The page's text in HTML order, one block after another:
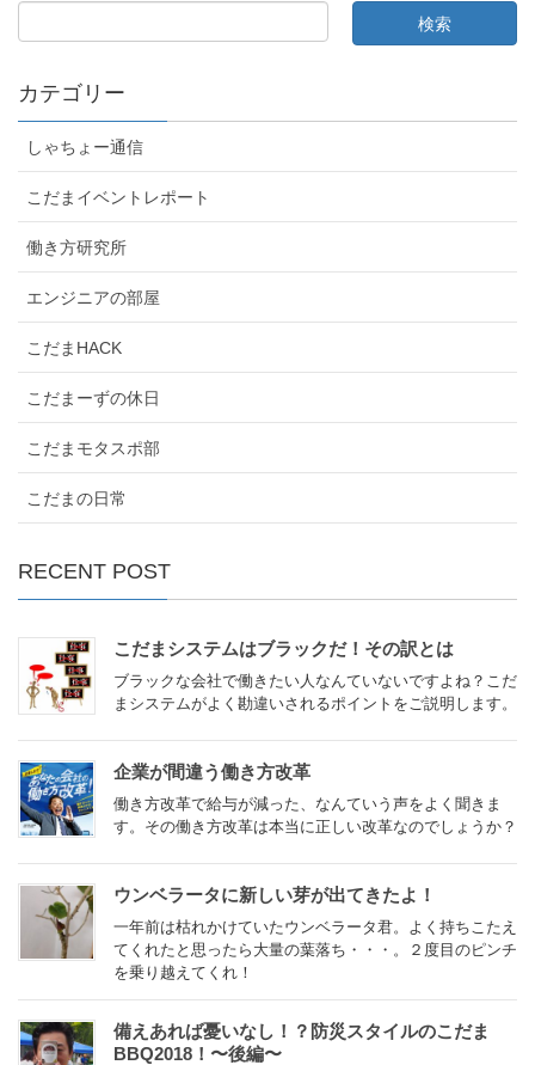
カテゴリー
しゃちょー通信
こだまイベントレポート
働き方研究所
エンジニアの部屋
こだまHACK
こだまーずの休日
こだまモタスポ部
こだまの日常
RECENT POST
こだまシステムはブラックだ！その訳とは
ブラックな会社で働きたい人なんていないですよね？こだ
まシステムがよく勘違いされるポイントをご説明します。
企業が間違う働き方改革
働き方改革で給与が減った、なんていう声をよく聞きま
す。その働き方改革は本当に正しい改革なのでしょうか？
ウンベラータに新しい芽が出てきたよ！
一年前は枯れかけていたウンベラータ君。よく持ちこたえ
てくれたと思ったら大量の葉落ち・・・。２度目のピンチ
を乗り越えてくれ！
備えあれば憂いなし！？防災スタイルのこだま
BBQ2018！〜後編〜